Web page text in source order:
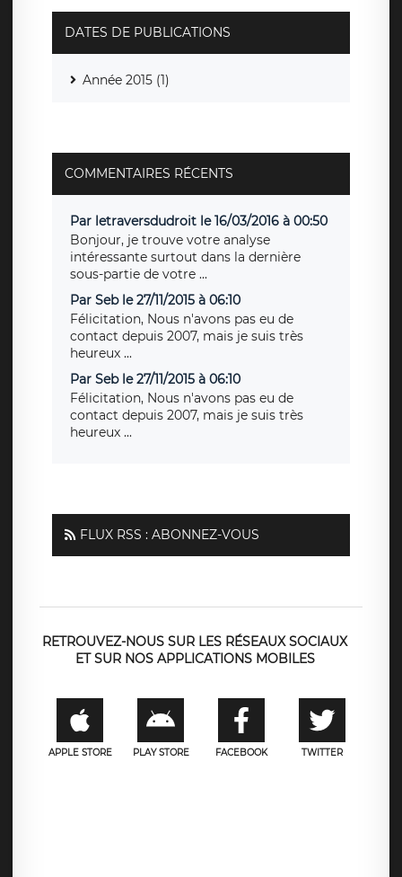
DATES DE PUBLICATIONS
Année 2015 (1)
COMMENTAIRES RÉCENTS
Par letraversdudroit le 16/03/2016 à 00:50
Bonjour, je trouve votre analyse
intéressante surtout dans la dernière
sous-partie de votre ...
Par Seb le 27/11/2015 à 06:10
Félicitation, Nous n'avons pas eu de
contact depuis 2007, mais je suis très
heureux ...
Par Seb le 27/11/2015 à 06:10
Félicitation, Nous n'avons pas eu de
contact depuis 2007, mais je suis très
heureux ...
FLUX RSS : ABONNEZ-VOUS
RETROUVEZ-NOUS SUR LES RÉSEAUX SOCIAUX
ET SUR NOS APPLICATIONS MOBILES
APPLE STORE PLAY STORE FACEBOOK TWITTER